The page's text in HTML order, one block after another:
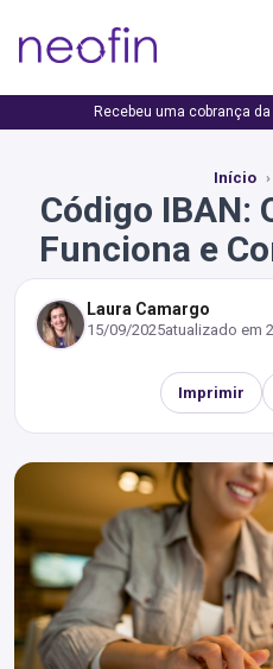
Recebeu uma cobrança da
Início
Código IBAN:
Funciona e
Laura Camargo
15/09/2025atualizado em
Imprimir